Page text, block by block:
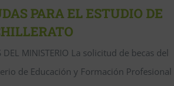
PARA EL ESTUDIO DE
DEL MINISTERIO La solicitud de becas del
de Educación y Formación Profesional